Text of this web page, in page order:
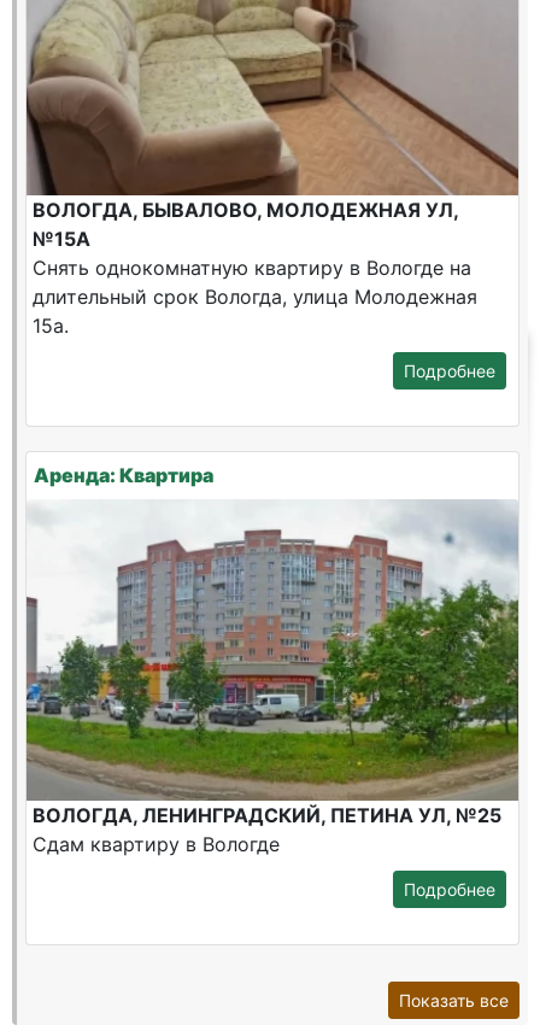
ВОЛОГДА, БЫВАЛОВО, МОЛОДЕЖНАЯ УЛ,
№15А
Снять однокомнатную квартиру в Вологде на
длительный срок Вологда, улица Молодежная
15а.
Подробнее
Аренда: Квартира
ВОЛОГДА, ЛЕНИНГРАДСКИЙ, ПЕТИНА УЛ, №25
Сдам квартиру в Вологде
Подробнее
Показать все